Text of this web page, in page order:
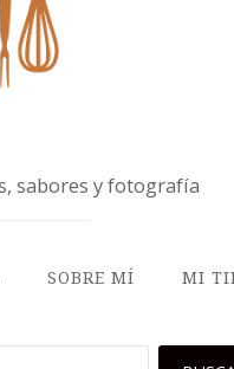
sabores y fotografía
SOBRE MÍ MI